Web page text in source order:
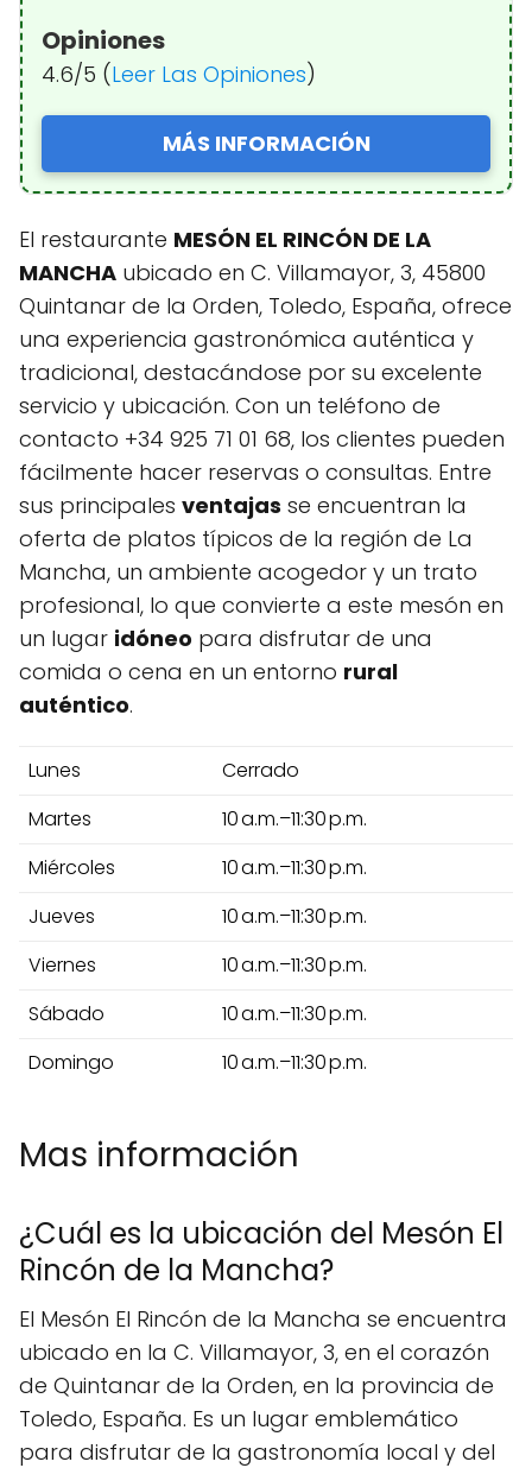
Opiniones
4.6/5 (Leer Las Opiniones)
MÁS INFORMACIÓN
El restaurante MESÓN EL RINCÓN DE LA
MANCHA ubicado en C. Villamayor, 3, 45800
Quintanar de la Orden, Toledo, España, ofrece
una experiencia gastronómica auténtica y
tradicional, destacándose por su excelente
servicio y ubicación. Con un teléfono de
contacto +34 925 71 01 68, los clientes pueden
fácilmente hacer reservas o consultas. Entre
sus principales ventajas se encuentran la
oferta de platos típicos de la región de La
Mancha, un ambiente acogedor y un trato
profesional, lo que convierte a este mesón en
un lugar idóneo para disfrutar de una
comida o cena en un entorno rural
auténtico.
Lunes
Cerrado
Martes
10 a.m.–11:30 p.m.
Miércoles
10 a.m.–11:30 p.m.
Jueves
10 a.m.–11:30 p.m.
Viernes
10 a.m.–11:30 p.m.
Sábado
10 a.m.–11:30 p.m.
Domingo
10 a.m.–11:30 p.m.
Mas información
¿Cuál es la ubicación del Mesón El
Rincón de la Mancha?
El Mesón El Rincón de la Mancha se encuentra
ubicado en la C. Villamayor, 3, en el corazón
de Quintanar de la Orden, en la provincia de
Toledo, España. Es un lugar emblemático
para disfrutar de la gastronomía local y del